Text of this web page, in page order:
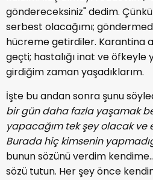
göndereceksiniz" dedim.
serbest olacağımı;
hücreme getirdiler. Karantina
geçti; hastalığı inat ve öfkeyle
girdiğim zaman yaşadıklarım.
İşte bu andan sonra şunu
bir gün daha fazla yaşamak
yapacağım tek şey olacak ve
Burada hiç kimsenin
bunun sözünü verdim
sözü tutun. Her şey önce